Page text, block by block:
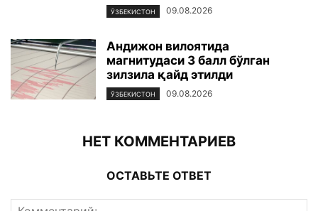
ЎЗБЕКИСТОН 09.08.2026
Андижон вилоятида
магнитудаси 3 балл бўлган
зилзила қайд этилди
ЎЗБЕКИСТОН 09.08.2026
НЕТ КОММЕНТАРИЕВ
ОСТАВЬТЕ ОТВЕТ